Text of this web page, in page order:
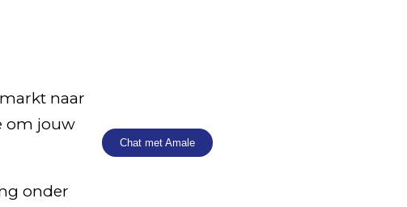
naar
om jouw
onder
Chat met Amale